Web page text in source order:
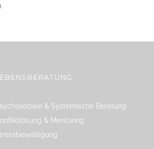
& Systemische Beratung
& Mentoring